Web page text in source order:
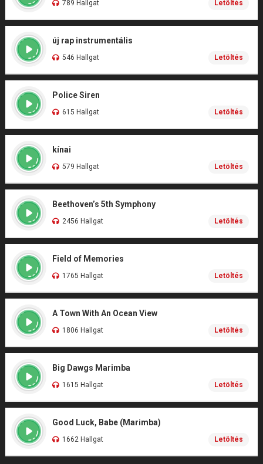
789 Hallgat Letöltés
új rap instrumentális
546 Hallgat Letöltés
Police Siren
615 Hallgat Letöltés
kínai
579 Hallgat Letöltés
Beethoven’s 5th Symphony
2456 Hallgat Letöltés
Field of Memories
1765 Hallgat Letöltés
A Town With An Ocean View
1806 Hallgat Letöltés
Big Dawgs Marimba
1615 Hallgat Letöltés
Good Luck, Babe (Marimba)
1662 Hallgat Letöltés